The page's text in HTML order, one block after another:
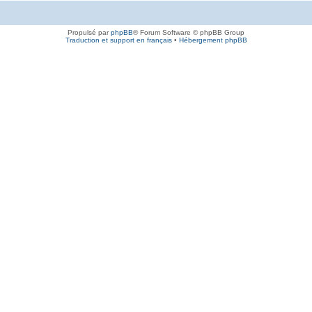
Propulsé parphpBB® Forum Software © phpBB Group
Traduction et support en français• Hébergement phpBB